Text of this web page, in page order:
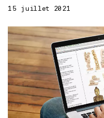
15 juillet 2021